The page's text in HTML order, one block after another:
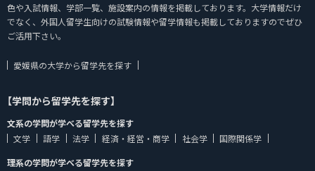
色や入試情報、学部一覧、施設案内の情報を掲載しております。大学情報だけ
でなく、外国人留学生向けの試験情報や留学情報も掲載しておりますのでぜひ
ご活用下さい。
愛媛県の大学から留学先を探す
【学問から留学先を探す】
文系の学問が学べる留学先を探す
文学
語学 法学 経済・経営・商学 社会学
国際関係学
理系の学問が学べる留学先を探す